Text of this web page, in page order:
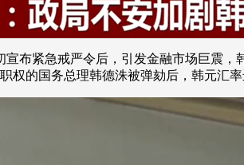
布紧急戒严令后，引发金融市场巨震
的国务总理韩德洙被弹劾后，韩元汇率